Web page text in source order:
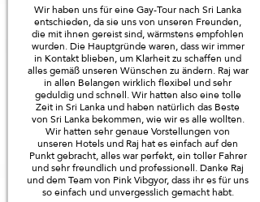
Wir haben uns für eine Gay-Tour nach Sri Lanka
entschieden, da sie uns von unseren Freunden,
die mit ihnen gereist sind, wärmstens empfohlen
wurden. Die Hauptgründe waren, dass wir immer
in Kontakt blieben, um Klarheit zu schaffen und
alles gemäß unseren Wünschen zu ändern. Raj war
in allen Belangen wirklich flexibel und sehr
geduldig und schnell. Wir hatten also eine tolle
Zeit in Sri Lanka und haben natürlich das Beste
von Sri Lanka bekommen, wie wir es alle wollten.
Wir hatten sehr genaue Vorstellungen von
unseren Hotels und Raj hat es einfach auf den
Punkt gebracht, alles war perfekt, ein toller Fahrer
und sehr freundlich und professionell. Danke Raj
und dem Team von Pink Vibgyor, dass ihr es für uns
so einfach und unvergesslich gemacht habt.